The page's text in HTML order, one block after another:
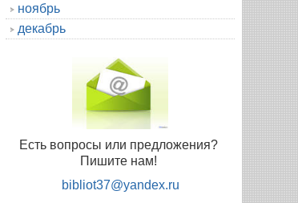
ноябрь
декабрь
Есть вопросы или предложения?
Пишите нам!
bibliot37@yandex.ru